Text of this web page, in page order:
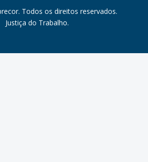
Todos os direitos reservados.
Justiça do Trabalho.